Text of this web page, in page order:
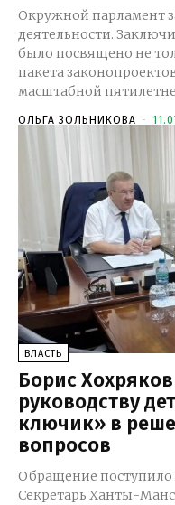
Окружной парламент
деятельности.
было посвящено не
пакета
масштабной
ОЛЬГА ЗОЛЬНИКОВА -
ВЛАСТЬ
Борис
руководству
ключик» в
вопросов
Обращение поступило
Секретарь Ханты-